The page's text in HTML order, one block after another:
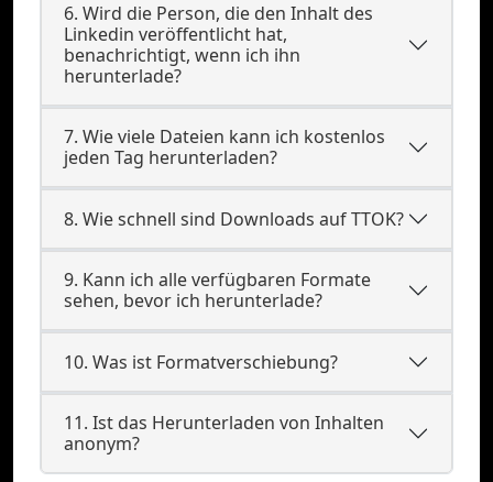
6. Wird die Person, die den Inhalt des
Linkedin veröffentlicht hat,
benachrichtigt, wenn ich ihn
herunterlade?
7. Wie viele Dateien kann ich kostenlos
jeden Tag herunterladen?
8. Wie schnell sind Downloads auf TTOK?
9. Kann ich alle verfügbaren Formate
sehen, bevor ich herunterlade?
10. Was ist Formatverschiebung?
11. Ist das Herunterladen von Inhalten
anonym?